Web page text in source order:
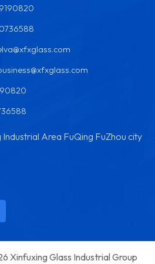
Industrial Area FuQing FuZhou city
Xinfuxing Glass Industrial Group